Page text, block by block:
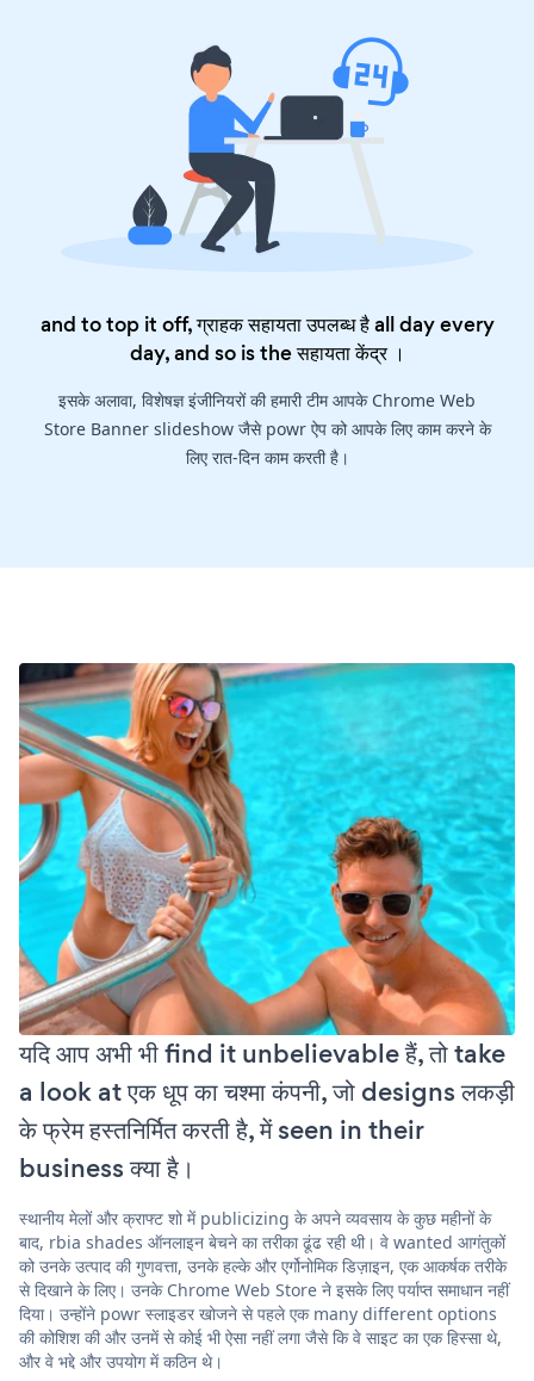
and to top it off, ग्राहक सहायता उपलब्ध है all day every
day, and so is theसहायता केंद्र।
इसके अलावा, विशेषज्ञ इंजीनियरों की हमारी टीम आपके Chrome Web
Store Banner slideshow जैसे powr ऐप को आपके लिए काम करने के
लिए रात-दिन काम करती है।
यदि आप अभी भी find it unbelievable हैं, तो take
a look at एक धूप का चश्मा कंपनी, जो designs लकड़ी
के फ्रेम हस्तनिर्मित करती है, में seen in their
business क्या है।
स्थानीय मेलों और क्राफ्ट शो में publicizing के अपने व्यवसाय के कुछ महीनों के
बाद, rbia shades ऑनलाइन बेचने का तरीका ढूंढ रही थी। वे wanted आगंतुकों
को उनके उत्पाद की गुणवत्ता, उनके हल्के और एर्गोनोमिक डिज़ाइन, एक आकर्षक तरीके
से दिखाने के लिए। उनके Chrome Web Store ने इसके लिए पर्याप्त समाधान नहीं
दिया। उन्होंने powr स्लाइडर खोजने से पहले एक many different options
की कोशिश की और उनमें से कोई भी ऐसा नहीं लगा जैसे कि वे साइट का एक हिस्सा थे,
और वे भद्दे और उपयोग में कठिन थे।